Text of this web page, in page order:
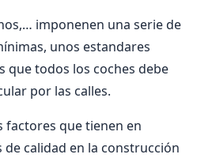
imponenen una serie de
unos estandares
que todos los coches debe
por las calles.
factores que tienen en
calidad en la construcción